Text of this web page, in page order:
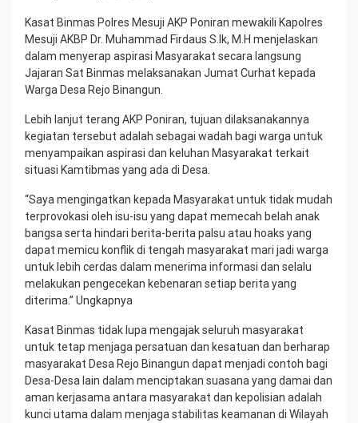
Kasat Binmas Polres Mesuji AKP Poniran mewakili Kapolres
Mesuji AKBP Dr. Muhammad Firdaus S.Ik, M.H menjelaskan
dalam menyerap aspirasi Masyarakat secara langsung
Jajaran Sat Binmas melaksanakan Jumat Curhat kepada
Warga Desa Rejo Binangun.
Lebih lanjut terang AKP Poniran, tujuan dilaksanakannya
kegiatan tersebut adalah sebagai wadah bagi warga untuk
menyampaikan aspirasi dan keluhan Masyarakat terkait
situasi Kamtibmas yang ada di Desa.
“Saya mengingatkan kepada Masyarakat untuk tidak mudah
terprovokasi oleh isu-isu yang dapat memecah belah anak
bangsa serta hindari berita-berita palsu atau hoaks yang
dapat memicu konflik di tengah masyarakat mari jadi warga
untuk lebih cerdas dalam menerima informasi dan selalu
melakukan pengecekan kebenaran setiap berita yang
diterima.” Ungkapnya
Kasat Binmas tidak lupa mengajak seluruh masyarakat
untuk tetap menjaga persatuan dan kesatuan dan berharap
masyarakat Desa Rejo Binangun dapat menjadi contoh bagi
Desa-Desa lain dalam menciptakan suasana yang damai dan
aman kerjasama antara masyarakat dan kepolisian adalah
kunci utama dalam menjaga stabilitas keamanan di Wilayah